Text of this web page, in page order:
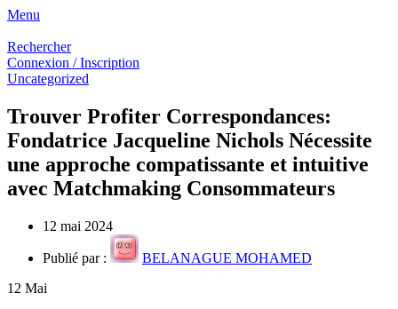
Menu
Rechercher
Connexion / Inscription
Uncategorized
Trouver Profiter Correspondances:
Fondatrice Jacqueline Nichols Nécessite
une approche compatissante et intuitive
avec Matchmaking Consommateurs
12 mai 2024
Publié par :
BELANAGUE MOHAMED
12 Mai